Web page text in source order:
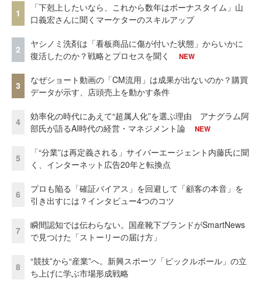
1
「下剋上したいなら、これから数年はボーナスタイム」山
口義宏さんに聞くマーケターのスキルアップ
2
ヤシノミ洗剤は「看板商品に傷が付いた状態」からいかに
復活したのか？戦略とプロセスを聞く
NEW
3
なぜショート動画の「CM流用」は成果が出ないのか？購買
データが示す、店頭売上を動かす条件
4
効率化の時代にあえて“超属人化”を選ぶ理由 アナグラム阿
部氏が語るAI時代の経営・マネジメント論
NEW
5
「“分業”は再定義される」サイバーエージェント内藤氏に聞
く、インターネット広告20年と転換点
6
プロも陥る「確証バイアス」を回避して「顧客の本音」を
引き出すには？インタビュー4つのコツ
7
瞬間認知では伝わらない。国産靴下ブランドがSmartNews
で見つけた「ストーリーの届け方」
8
“競技”から“産業”へ。新興スポーツ「ピックルボール」の立
ち上げに学ぶ市場形成戦略